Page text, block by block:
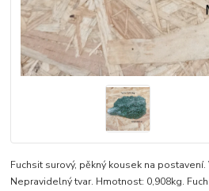
Fuchsit surový, pěkný kousek na postavení.
Nepravidelný tvar. Hmotnost: 0,908kg.